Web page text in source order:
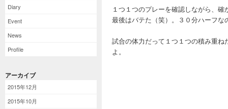
Diary
Event
News
Profile
アーカイブ
2015年12月
2015年10月
１つ１つのプレーを確認しながら、
最後はバテた（笑）。３０分ハーフな
試合の体力だって１つ１つの積み重
よ。